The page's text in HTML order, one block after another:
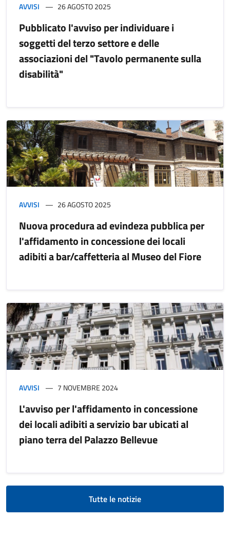
AVVISI 26 AGOSTO 2025
Pubblicato l'avviso per individuare i
soggetti del terzo settore e delle
associazioni del "Tavolo permanente sulla
disabilità"
AVVISI 26 AGOSTO 2025
Nuova procedura ad evindeza pubblica per
l'affidamento in concessione dei locali
adibiti a bar/caffetteria al Museo del Fiore
AVVISI 7 NOVEMBRE 2024
L'avviso per l'affidamento in concessione
dei locali adibiti a servizio bar ubicati al
piano terra del Palazzo Bellevue
Tutte le notizie